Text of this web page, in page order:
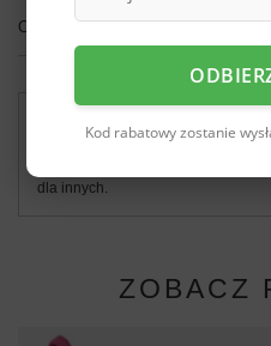
OPINIE (0)
Potrzebujesz pomocy?
dla innych.
ZOBACZ
Kod rabatowy zostanie